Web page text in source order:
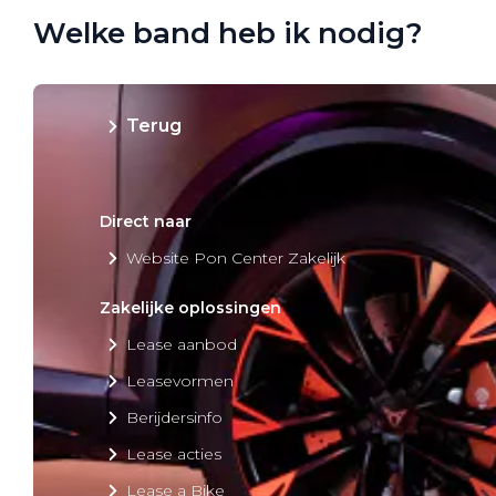
Terug
Direct naar
Website Pon Center Zakelijk
Zakelijke oplossingen
Lease aanbod
Leasevormen
Berijdersinfo
Lease acties
Lease a Bike
Welke band heb ik nodig?